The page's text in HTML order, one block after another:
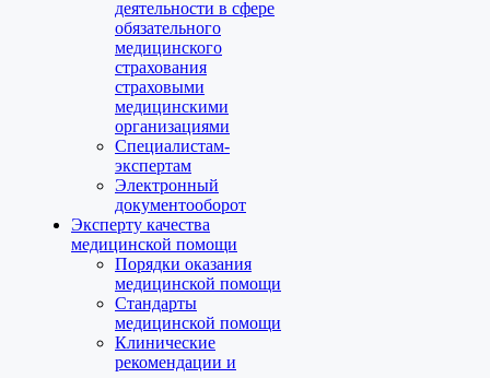
деятельности в сфере
обязательного
медицинского
страхования
страховыми
медицинскими
организациями
Специалистам-
экспертам
Электронный
документооборот
Эксперту качества
медицинской помощи
Порядки оказания
медицинской помощи
Стандарты
медицинской помощи
Клинические
рекомендации и